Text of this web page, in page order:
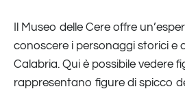
Il Museo delle Cere offre
conoscere i personaggi storici e
Calabria. Qui è possibile vedere
rappresentano figure di spicco